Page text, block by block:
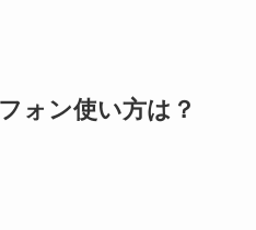
ォン使い方は？